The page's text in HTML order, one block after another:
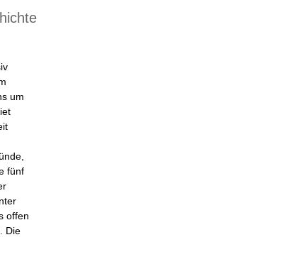
um
fünf
offen
Die